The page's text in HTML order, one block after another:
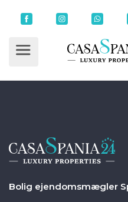
Bolig ejendomsmægler